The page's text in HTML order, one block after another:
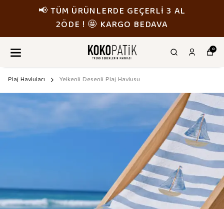
GEÇERLİ 3 AL
! 🤩 KARGO BEDAVA
0
Plaj Havluları Yelkenli Desenli Plaj Havlusu